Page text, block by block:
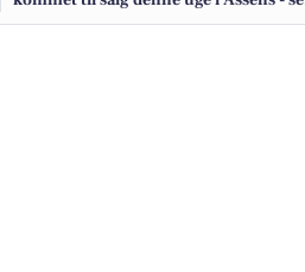
boligerne her.